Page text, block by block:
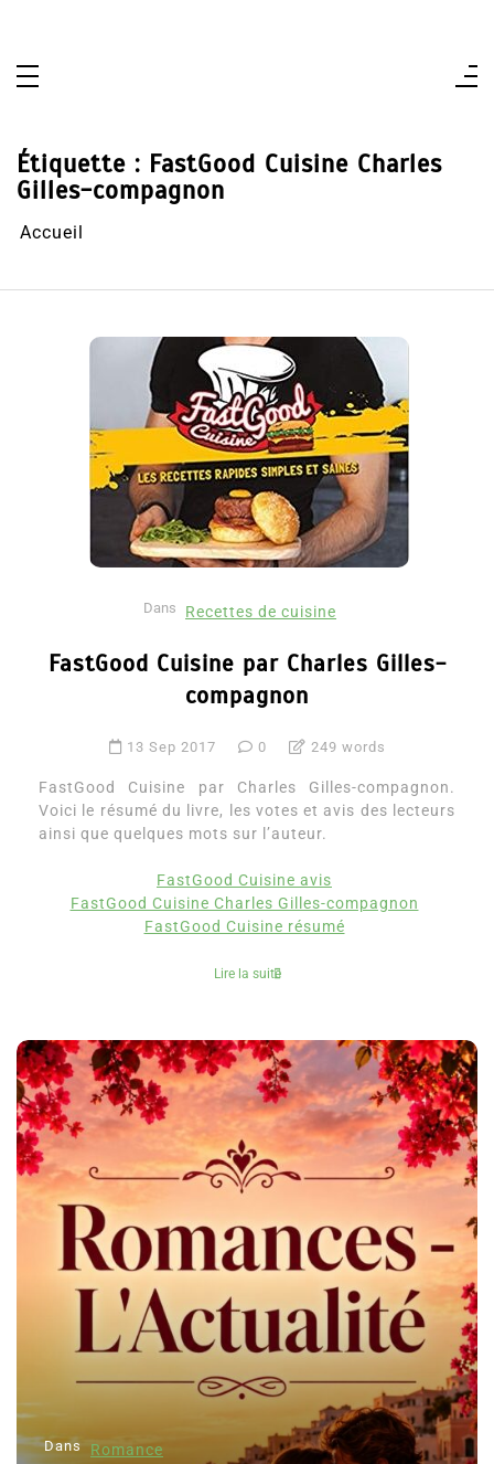
Étiquette : FastGood Cuisine Charles
Gilles-compagnon
Accueil
Dans Recettes de cuisine
FastGood Cuisine par Charles Gilles-
compagnon
13 Sep 2017 0 249 words
FastGood Cuisine par Charles Gilles-compagnon.
Voici le résumé du livre, les votes et avis des lecteurs
ainsi que quelques mots sur l’auteur.
FastGood Cuisine avis
FastGood Cuisine Charles Gilles-compagnon
FastGood Cuisine résumé
Lire la suite
Dans Romance